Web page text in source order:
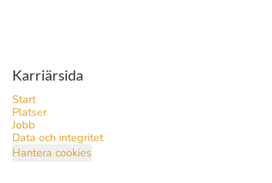
Karriärsida
Start
Platser
Jobb
Data och integritet
Hantera cookies